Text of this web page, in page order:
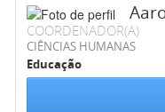
COORDENADOR(A)
CIÊNCIAS HUMANAS
Educação